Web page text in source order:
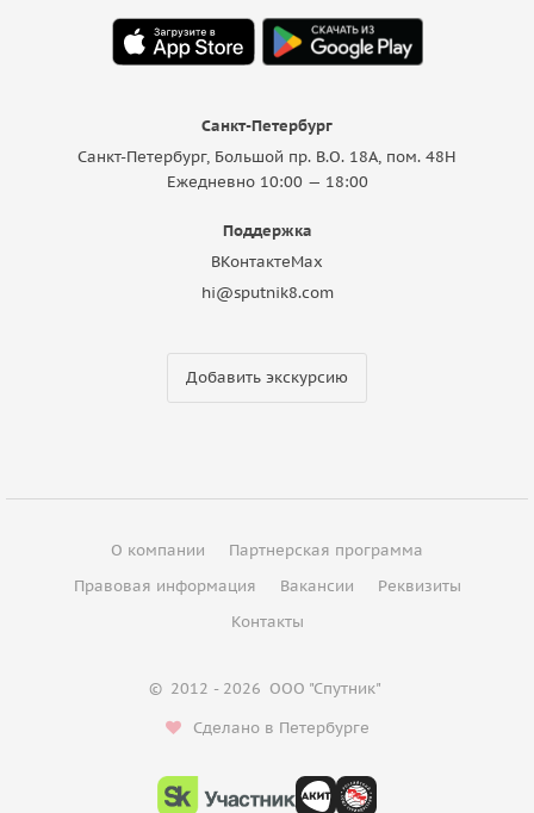
Санкт-Петербург
Санкт-Петербург, Большой пр. В.О. 18A, пом. 48Н
Ежедневно 10:00 — 18:00
Поддержка
ВКонтактеMax
hi@sputnik8.com
Добавить экскурсию
О компании
Партнерская программа
Правовая информация
Вакансии
Реквизиты
Контакты
© 2012 - 2026 ООО "Спутник"
Сделано в Петербурге